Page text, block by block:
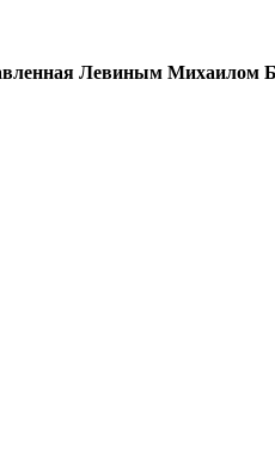
Левиным Михаилом